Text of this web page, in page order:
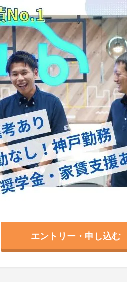
エントリー・申し込む